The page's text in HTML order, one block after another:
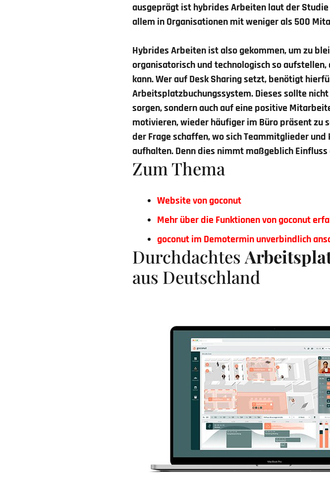
ausgeprägt ist hybrides Arbeiten laut der
allem in Organisationen mit weniger als 500
Hybrides Arbeiten ist also gekommen, um zu
organisatorisch und technologisch so
kann. Wer auf Desk Sharing setzt, benötigt
Arbeitsplatzbuchungssystem. Dieses sollte
sorgen, sondern auch auf eine positive
motivieren, wieder häufiger im Büro präsent zu
der Frage schaffen, wo sich Teammitglieder
aufhalten. Denn dies nimmt maßgeblich
Zum Thema
Website von goconut
Mehr über die Funktionen von goconut
goconut im Demotermin unverbindlich
Durchdachtes
aus Deutschland